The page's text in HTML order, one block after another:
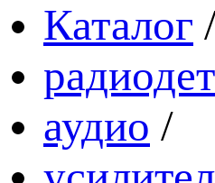
Каталог
аудио /